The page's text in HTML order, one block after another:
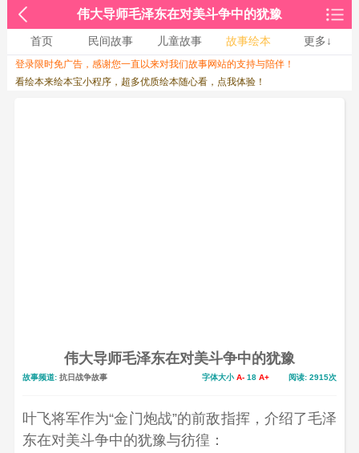
伟大导师毛泽东在对美斗争中的犹豫
首页 民间故事 儿童故事 故事绘本
更多↓
收起↑
登录限时免广告，感谢您一直以来对我们故事网站的支持与陪伴！
看绘本来绘本宝小程序，超多优质绘本随心看，点我体验！
伟大导师毛泽东在对美斗争中的犹豫
故事频道: 抗日战争故事 字体大小A- 18 A+ 阅读: 2915次
叶飞将军作为“金门炮战”的前敌指挥，介绍了毛泽
东在对美斗争中的犹豫与彷徨：